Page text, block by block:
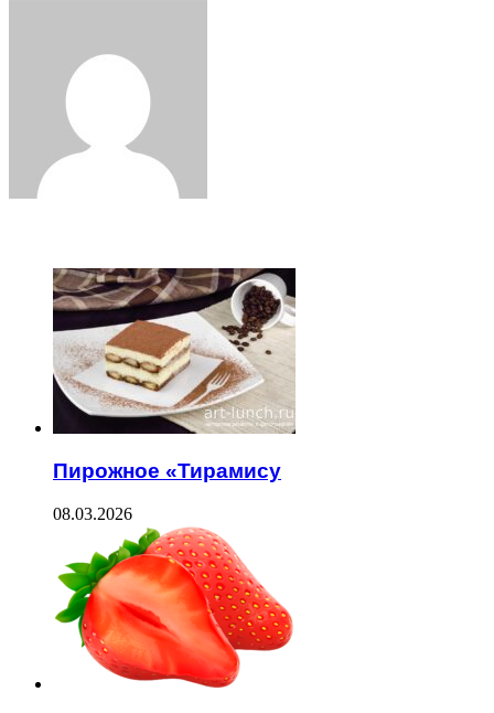
Пирожное «Тирамису
08.03.2026